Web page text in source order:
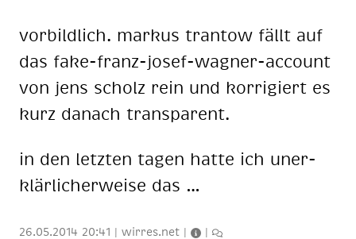
vor­bild­lich. mar­kus tran­tow fällt auf
das fake-franz-jo­sef-wag­ner-ac­count
von jens scholz rein und kor­ri­giert es
kurz da­nach trans­pa­rent.
in den letz­ten ta­gen hat­te ich un­er­
klär­li­cher­wei­se das …
26.05.2014 20:41 | wirres.net | |